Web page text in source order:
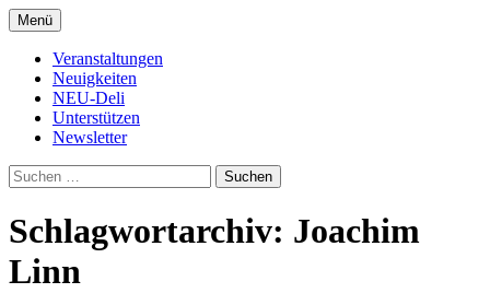
Zum
Inhalt
springen
NeuDeli Einbeck
Menü
Veranstaltungen
Neuigkeiten
NEU-Deli
Unterstützen
Newsletter
Suchen
nach:
Schlagwortarchiv: Joachim
Linn